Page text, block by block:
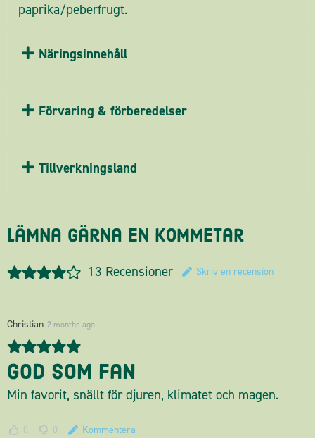
paprika/peberfrugt.
Näringsinnehåll
Förvaring & förberedelser
Tillverkningsland
Lämna gärna en kommetar
13 Recensioner Skriv en recension
Christian 2 months ago
God som fan
Min favorit, snällt för djuren, klimatet och magen.
0 0 Kommentera